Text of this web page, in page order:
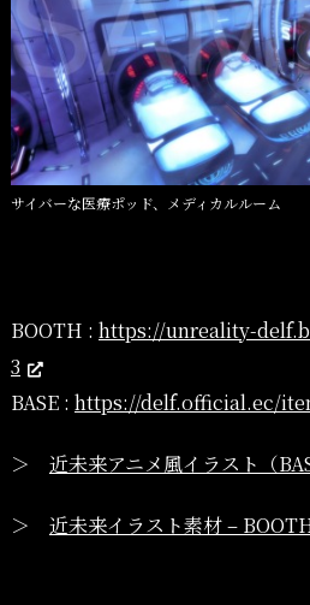
サイバーな医療ポッド、メディカルルーム
BOOTH : https://unreality-
3
BASE : https://delf.official.ec/
＞ 近未来アニメ風イラスト（
＞ 近未来イラスト素材 –